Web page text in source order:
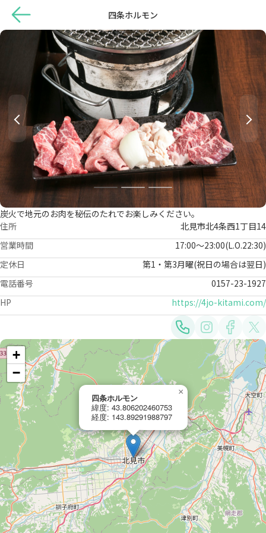
四条ホルモン
炭火で地元のお肉を秘伝のたれでお楽しみください。
住所
北見市北4条西1丁目14
営業時間
17:00～23:00(L.O.22:30)
定休日
第1・第3月曜(祝日の場合は翌日)
電話番号
0157-23-1927
HP
https://4jo-kitami.com/
四条ホルモン
緯度: 43.806202460753
経度: 143.89291988797
×
+
−